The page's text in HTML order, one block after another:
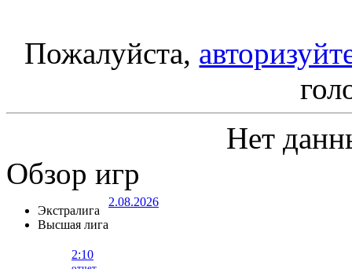
Пожалуйста,
Нет
Обзор игр
Экстралига
Высшая лига
2.08.2026
2:10